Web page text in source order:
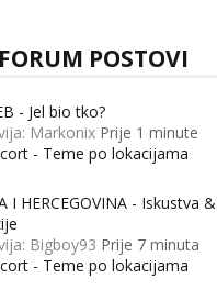
POSTOVI
- Jel bio tko?
Markonix Prije 1 minute
- Teme po lokacijama
I HERCEGOVINA - Iskustva &
Bigboy93 Prije 7 minuta
- Teme po lokacijama